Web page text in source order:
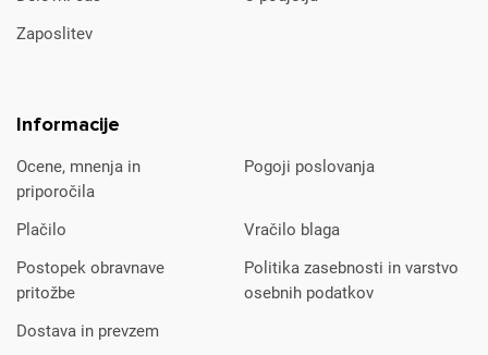
Zaposlitev
Informacije
Ocene, mnenja in
priporočila
Pogoji poslovanja
Plačilo
Vračilo blaga
Postopek obravnave
pritožbe
Politika zasebnosti in varstvo
osebnih podatkov
Dostava in prevzem